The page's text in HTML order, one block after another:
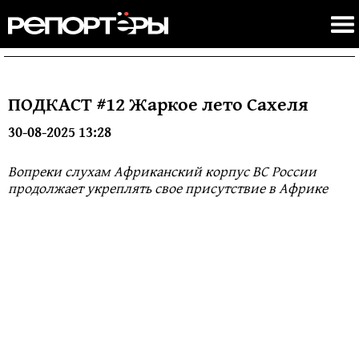
ПОДКАСТ #12 Жаркое лето Сахеля
30-08-2025 13:28
Вопреки слухам Африканский корпус ВС России
продолжает укреплять свое присутствие в Африке